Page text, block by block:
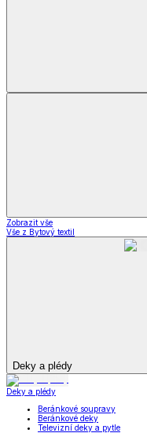
Zobrazit vše
Vše z Bytový textil
Deky a plédy
Deky a plédy
Beránkové soupravy
Beránkové deky
Televizní deky a pytle